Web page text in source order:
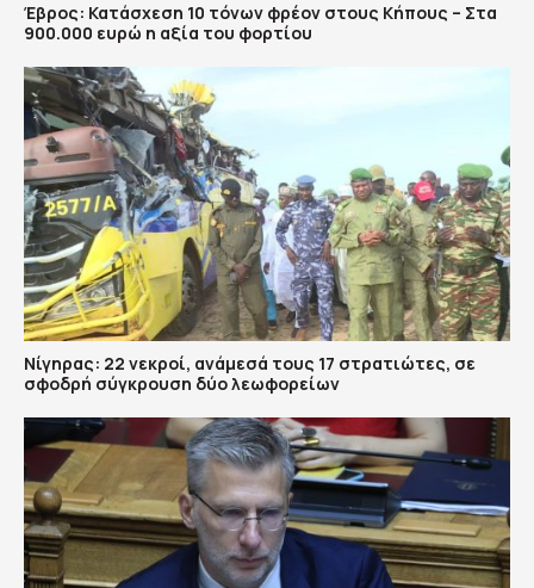
Έβρος: Κατάσχεση 10 τόνων φρέον στους Κήπους – Στα
900.000 ευρώ η αξία του φορτίου
Νίγηρας: 22 νεκροί, ανάμεσά τους 17 στρατιώτες, σε
σφοδρή σύγκρουση δύο λεωφορείων